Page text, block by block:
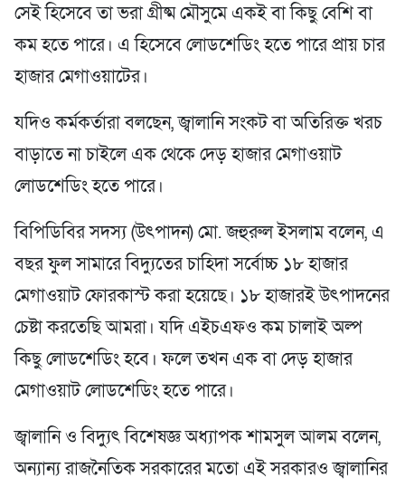
সেই হিসেবে তা ভরা গ্রীষ্ম মৌসুমে একই বা কিছু বেশি বা
কম হতে পারে। এ হিসেবে লোডশেডিং হতে পারে প্রায় চার
হাজার মেগাওয়াটের।
যদিও কর্মকর্তারা বলছেন, জ্বালানি সংকট বা অতিরিক্ত খরচ
বাড়াতে না চাইলে এক থেকে দেড় হাজার মেগাওয়াট
লোডশেডিং হতে পারে।
বিপিডিবির সদস্য (উৎপাদন) মো. জহুরুল ইসলাম বলেন, এ
বছর ফুল সামারে বিদ্যুতের চাহিদা সর্বোচ্চ ১৮ হাজার
মেগাওয়াট ফোরকাস্ট করা হয়েছে। ১৮ হাজারই উৎপাদনের
চেষ্টা করতেছি আমরা। যদি এইচএফও কম চালাই অল্প
কিছু লোডশেডিং হবে। ফলে তখন এক বা দেড় হাজার
মেগাওয়াট লোডশেডিং হতে পারে।
জ্বালানি ও বিদ্যুৎ বিশেষজ্ঞ অধ্যাপক শামসুল আলম বলেন,
অন্যান্য রাজনৈতিক সরকারের মতো এই সরকারও জ্বালানির